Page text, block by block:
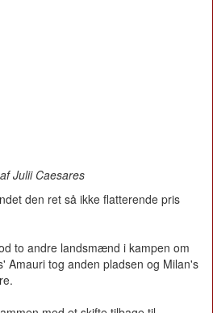
Julii Caesares
den ret så ikke flatterende pris
to andre landsmænd i kampen om
Amauri tog anden pladsen og Milan's